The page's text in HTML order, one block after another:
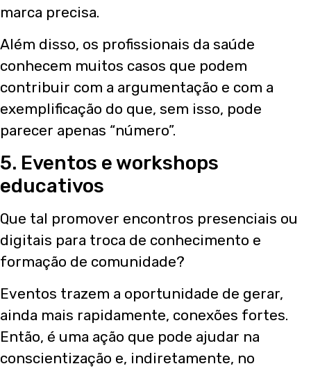
marca precisa.
Além disso, os profissionais da saúde
conhecem muitos casos que podem
contribuir com a argumentação e com a
exemplificação do que, sem isso, pode
parecer apenas “número”.
5. Eventos e workshops
educativos
Que tal promover encontros presenciais ou
digitais para troca de conhecimento e
formação de comunidade?
Eventos trazem a oportunidade de gerar,
ainda mais rapidamente, conexões fortes.
Então, é uma ação que pode ajudar na
conscientização e, indiretamente, no